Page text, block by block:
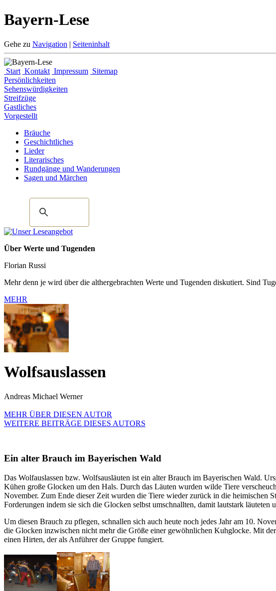
Bayern-Lese
Gehe zu Navigation | Seiteninhalt
Start Kontakt Impressum Sitemap
Persönlichkeiten
Sehenswürdigkeiten
Streifzüge
Gastliches
Vorgestellt
Bräuche
Geschichtliches
Lieder
Literarisches
Rundgänge und Wanderungen
Sagen und Märchen
Über Werte und Tugenden
Florian Russi
Mehr denn je wird über die althergebrachten Werte und Tugenden diskutiert. Sind
MEHR
Wolfsauslassen
Andreas Michael Werner
MEHR ÜBER DIESEN AUTOR
WEITERE BEITRÄGE DIESES AUTORS
Ein alter Brauch im Bayerischen Wald
Das Wolfauslassen bzw. Wolfsausläuten ist ein alter Brauch im Bayerischen Wald.
Kühen große Glocken um den Hals. Durch das Läuten wurden wilde Tiere
November. Zum Ende dieser Zeit wurden die Tiere wieder zurück in die heimischen
Forderungen indem sie sich die Glocken selbst umschnallten, damit lautstark
Um diesen Brauch zu pflegen, schnallen sich auch heute noch jedes Jahr am 10.
die Glocken inzwischen nicht mehr die Größe einer gewöhnlichen Kuhglocke. Mit
einen Hirten, der als Anführer der Gruppe fungiert.